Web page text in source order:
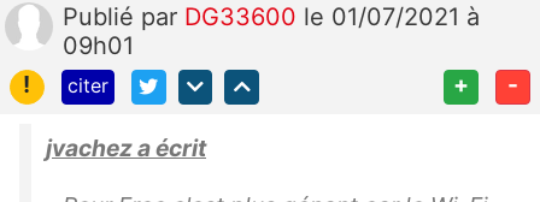
Publié par DG33600 le 01/07/2021 à
09h01
!
citer + -
jvachez a écrit